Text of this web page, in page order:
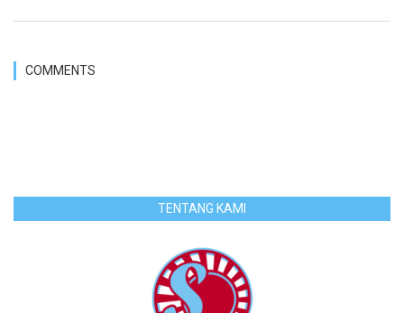
COMMENTS
TENTANG KAMI